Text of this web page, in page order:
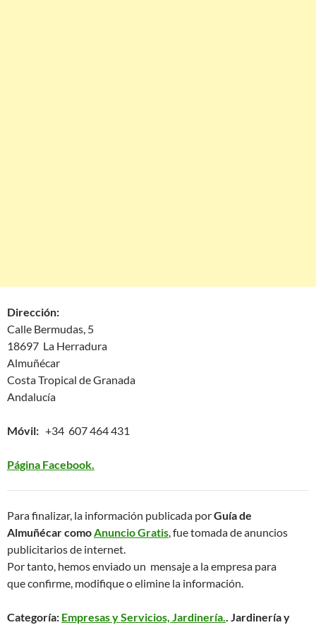
Dirección:
Calle Bermudas, 5
18697 La Herradura
Almuñécar
Costa Tropical de Granada
Andalucía
Móvil: +34 607 464 431
Página Facebook.
Para finalizar, la información publicada porGuía de
Almuñécar como Anuncio Gratis , fue tomada de anuncios
publicitarios de internet.
Por tanto, hemos enviado un mensaje a la empresa para
que confirme, modifique o elimine la información.
Categoría: Empresas y Servicios, Jardinería.
. Jardinería y